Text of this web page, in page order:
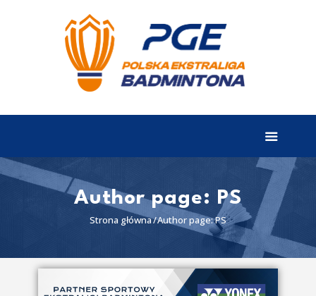
Author page: PS
Strona główna Author page: PS
EKSTRALIGA
Aktualności
Tabela
Wyniki
Terminarz
I liga